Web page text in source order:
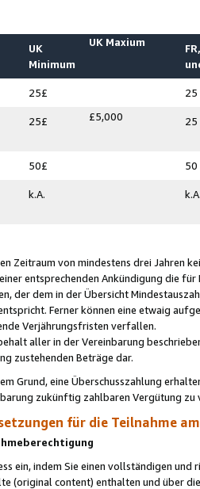
UK
Minimum
UK Maxium
25£ 25
25£ £5,000 25
50£ 50
k.A.
Zeitraum von mindestens drei Jahren
entsprechenden Ankündigung die
der dem in der Übersicht
Ferner können eine etwaig
Verjährungsfristen verfallen.
aller in der Vereinbarung
zustehenden Beträge dar.
Grund, eine Überschusszahlung
zukünftig zahlbaren Vergütung zu
für die Teilnahme
ein, indem Sie einen vollständigen
(original content) enthalten und über